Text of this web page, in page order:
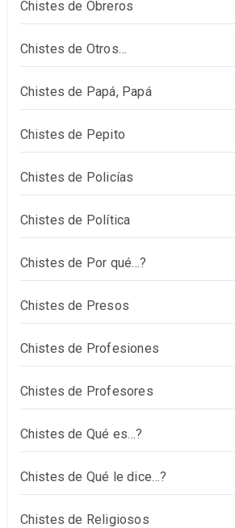
Chistes de Obreros
Chistes de Otros…
Chistes de Papá, Papá
Chistes de Pepito
Chistes de Policías
Chistes de Política
Chistes de Por qué…?
Chistes de Presos
Chistes de Profesiones
Chistes de Profesores
Chistes de Qué es…?
Chistes de Qué le dice…?
Chistes de Religiosos